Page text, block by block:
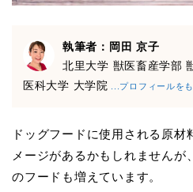
執筆者：岡田 京子
北里大学 獣医畜産学部
医科大学 大学院
...プロフィールを
ドッグフードに使用される原材
メージがあるかもしれません
のフードも増えています。